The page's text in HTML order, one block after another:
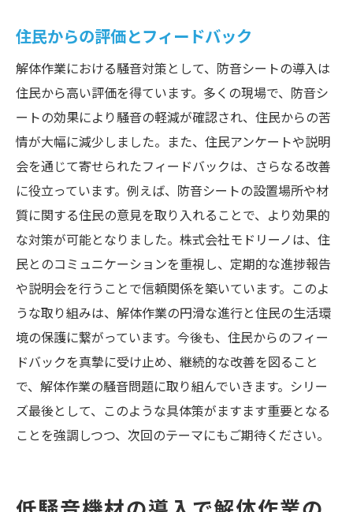
住民からの評価とフィードバック
解体作業における騒音対策として、防音シートの導入は
住民から高い評価を得ています。多くの現場で、防音シ
ートの効果により騒音の軽減が確認され、住民からの苦
情が大幅に減少しました。また、住民アンケートや説明
会を通じて寄せられたフィードバックは、さらなる改善
に役立っています。例えば、防音シートの設置場所や材
質に関する住民の意見を取り入れることで、より効果的
な対策が可能となりました。株式会社モドリーノは、住
民とのコミュニケーションを重視し、定期的な進捗報告
や説明会を行うことで信頼関係を築いています。このよ
うな取り組みは、解体作業の円滑な進行と住民の生活環
境の保護に繋がっています。今後も、住民からのフィー
ドバックを真摯に受け止め、継続的な改善を図ること
で、解体作業の騒音問題に取り組んでいきます。シリー
ズ最後として、このような具体策がますます重要となる
ことを強調しつつ、次回のテーマにもご期待ください。